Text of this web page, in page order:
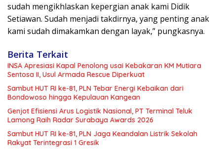
sudah mengikhlaskan kepergian anak kami Didik
Setiawan. Sudah menjadi takdirnya, yang penting anak
kami sudah dimakamkan dengan layak,” pungkasnya.
Berita Terkait
INSA Apresiasi Kapal Penolong usai Kebakaran KM Mutiara
Sentosa II, Usul Armada Rescue Diperkuat
Sambut HUT RI ke-81, PLN Tebar Energi Kebaikan dari
Bondowoso hingga Kepulauan Kangean
Genjot Efisiensi Arus Logistik Nasional, PT Terminal Teluk
Lamong Raih Radar Surabaya Awards 2026
Sambut HUT RI ke-81, PLN Jaga Keandalan Listrik Sekolah
Rakyat Terintegrasi 1 Gresik